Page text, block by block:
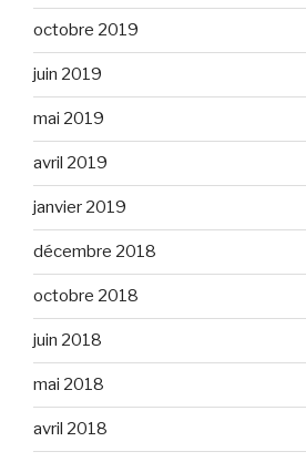
octobre 2019
juin 2019
mai 2019
avril 2019
janvier 2019
décembre 2018
octobre 2018
juin 2018
mai 2018
avril 2018